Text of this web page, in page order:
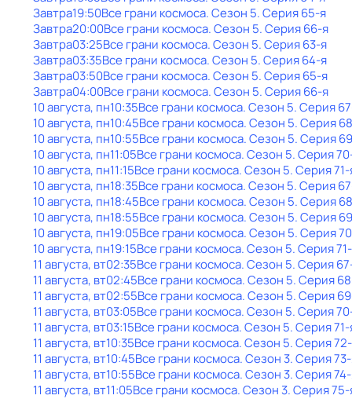
Завтра19:50Все грани космоса. Сезон 5. Серия 65-я
Завтра20:00Все грани космоса. Сезон 5. Серия 66-я
Завтра03:25Все грани космоса. Сезон 5. Серия 63-я
Завтра03:35Все грани космоса. Сезон 5. Серия 64-я
Завтра03:50Все грани космоса. Сезон 5. Серия 65-я
Завтра04:00Все грани космоса. Сезон 5. Серия 66-я
10 августа, пн10:35Все грани космоса. Сезон 5. Серия
10 августа, пн10:45Все грани космоса. Сезон 5. Серия
10 августа, пн10:55Все грани космоса. Сезон 5. Серия
10 августа, пн11:05Все грани космоса. Сезон 5. Серия
10 августа, пн11:15Все грани космоса. Сезон 5. Серия
10 августа, пн18:35Все грани космоса. Сезон 5. Серия
10 августа, пн18:45Все грани космоса. Сезон 5. Серия
10 августа, пн18:55Все грани космоса. Сезон 5. Серия
10 августа, пн19:05Все грани космоса. Сезон 5. Серия
10 августа, пн19:15Все грани космоса. Сезон 5. Серия
11 августа, вт02:35Все грани космоса. Сезон 5. Серия
11 августа, вт02:45Все грани космоса. Сезон 5. Серия
11 августа, вт02:55Все грани космоса. Сезон 5. Серия
11 августа, вт03:05Все грани космоса. Сезон 5. Серия
11 августа, вт03:15Все грани космоса. Сезон 5. Серия
11 августа, вт10:35Все грани космоса. Сезон 5. Серия
11 августа, вт10:45Все грани космоса. Сезон 3. Серия
11 августа, вт10:55Все грани космоса. Сезон 3. Серия
11 августа, вт11:05Все грани космоса. Сезон 3. Серия 75-